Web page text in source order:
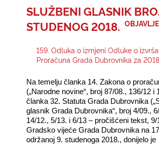
E-USLUGE
SLUŽBENI GLASNIK
STUDENOG 2018.
159. Odluka o izmjeni Odluke o
Proračuna Grada Dubrovnika za
Na temelju članka 14. Zakona o
(„Narodne novine“, broj 87/08., 136/12 i
članka 32. Statuta Grada Dubrovnika
glasnik Grada Dubrovnika“, broj 4/09.,
14/12., 5/13. i 6/13 – pročišćeni tekst, 9/
Gradsko vijeće Grada Dubrovnika na
održanoj 9. studenoga 2018., donijelo je